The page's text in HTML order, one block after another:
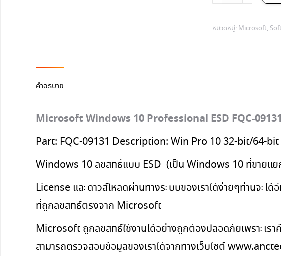
Microsoft
Windows
09131
ชิ้น
หมวดหมู่: Microsoft,
คำอธิบาย
Microsoft Windows 10 Professional ESD FQC-09131
Part: FQC-09131 Description: Win Pro 10 32-bit/64-
Windows 10ลิขสิทธิ์แบบ ESD (เป็น Windows 10 ที่ขายแ
License และดาวส์โหลดผ่านทางระบบของเราได้ง่ายๆท่านจะ
ที่ถูกลิขสิทธ์ตรงจาก Microsoft
Microsoft ถูกลิขสิทธ์ใช้งานได้อย่างถูกต้องปลอดภัยเพราะเร
สามารถตรวจสอบข้อมูลของเราได้จากทางเว็บไซต์